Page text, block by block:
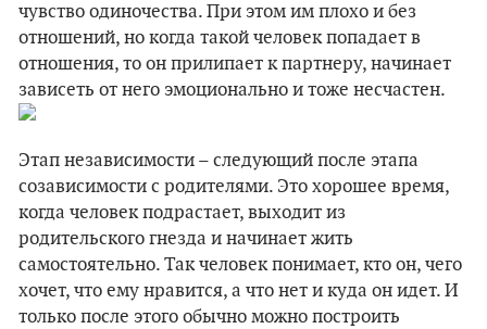
чувство одиночества. При этом им плохо и без
отношений, но когда такой человек попадает в
отношения, то он прилипает к партнеру, начинает
зависеть от него эмоционально и тоже несчастен.
Этап независимости – следующий после этапа
созависимости с родителями. Это хорошее время,
когда человек подрастает, выходит из
родительского гнезда и начинает жить
самостоятельно. Так человек понимает, кто он, чего
хочет, что ему нравится, а что нет и куда он идет. И
только после этого обычно можно построить